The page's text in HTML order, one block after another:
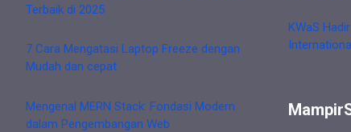
Terbaik di 2025
7 Cara Mengatasi Laptop Freeze dengan
Mudah dan cepat
Mengenal MERN Stack: Fondasi Modern
dalam Pengembangan Web
KWaS